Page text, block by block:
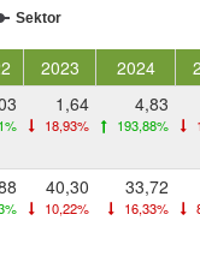
Sektor
2023 2024
1,64
18,93%
4,83
193,88%
40,30
10,22%
33,72
16,33%